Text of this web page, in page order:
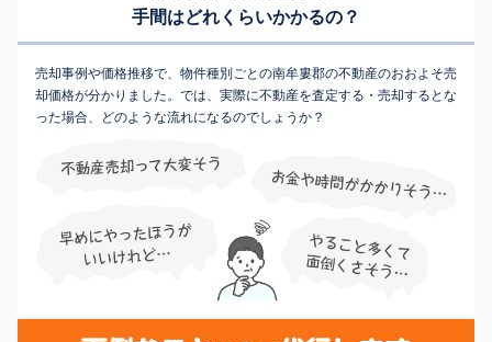
手間はどれくらいかかるの？
売却事例や価格推移で、物件種別ごとの南牟婁郡の不動産のおおよそ売
却価格が分かりました。では、実際に不動産を査定する・売却するとな
った場合、どのような流れになるのでしょうか？